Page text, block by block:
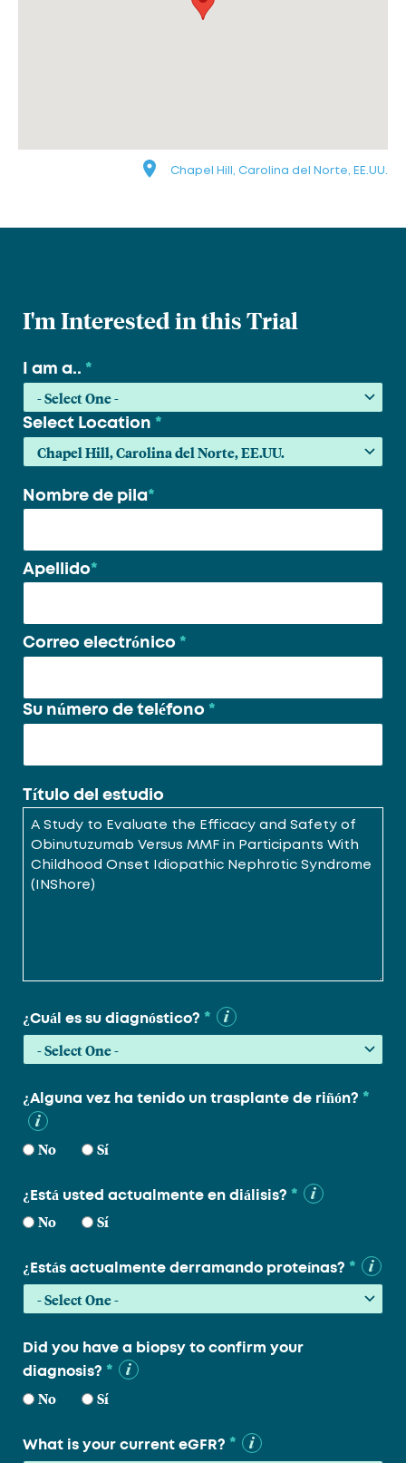
Chapel Hill, Carolina del Norte, EE.UU.
I'm Interested in this Trial
I am a.. *
Select Location *
Su
Nombre de pila*
Apellido*
Correo electrónico *
Su número de teléfono *
Título del estudio
¿Cuál es su diagnóstico? *
¿Alguna vez ha tenido un trasplante de riñón? *
No Sí
¿Está usted actualmente en diálisis? *
No Sí
¿Estás actualmente derramando proteínas? *
Did you have a biopsy to confirm your
diagnosis? *
No Sí
What is your current eGFR? *